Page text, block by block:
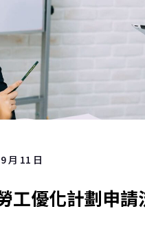
月 11 日
工優化計劃申